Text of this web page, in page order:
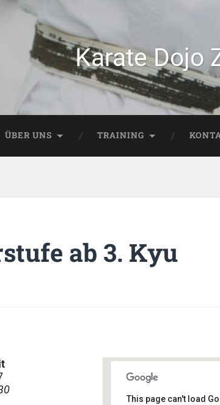
Karate Dojo
ÜBER UNS TRAINING
ab 3. Kyu
This page can't load